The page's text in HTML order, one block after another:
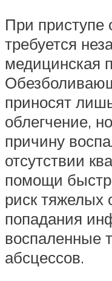
При приступе
требуется
медицинская
приносят
облегчение,
причину
отсутствии
помощи
риск тяжелых
попадания
воспаленные
абсцессов.